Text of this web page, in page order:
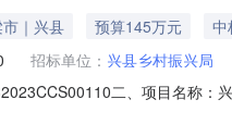
｜兴县 预算145万元
中
招标单位： 兴县乡村振兴局
二、项目名称：